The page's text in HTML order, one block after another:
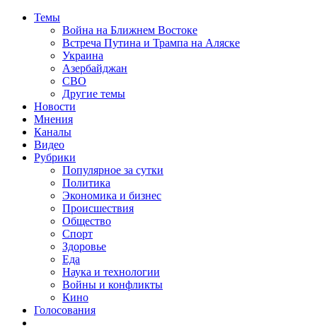
Темы
Война на Ближнем Востоке
Встреча Путина и Трампа на Аляске
Украина
Азербайджан
СВО
Другие темы
Новости
Мнения
Каналы
Видео
Рубрики
Популярное за сутки
Политика
Экономика и бизнес
Происшествия
Общество
Спорт
Здоровье
Еда
Наука и технологии
Войны и конфликты
Кино
Голосования